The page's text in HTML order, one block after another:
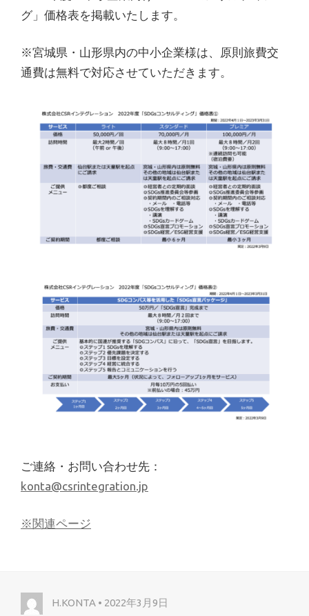
グ」価格表を掲載いたします。
※宮城県・山形県内の中小企業様は、原則旅費交
通費は無料で対応させていただきます。
ご連絡・お問い合わせ先：
konta@csrintegration.jp
※関連ページ
H.KONTA • 2022年3月9日